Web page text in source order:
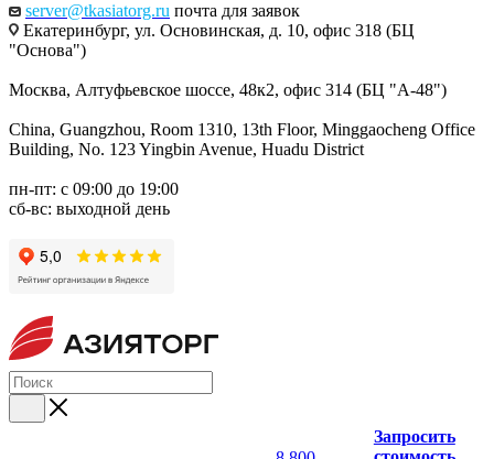
server@tkasiatorg.ru почта для заявок
Екатеринбург, ул. Основинская, д. 10, офис 318 (БЦ
"Основа")
Москва, Алтуфьевское шоссе, 48к2, офис 314 (БЦ "А-48")
China, Guangzhou, Room 1310, 13th Floor, Minggaocheng Office
Building, No. 123 Yingbin Avenue, Huadu District
пн-пт: с 09:00 до 19:00
сб-вс: выходной день
Запросить